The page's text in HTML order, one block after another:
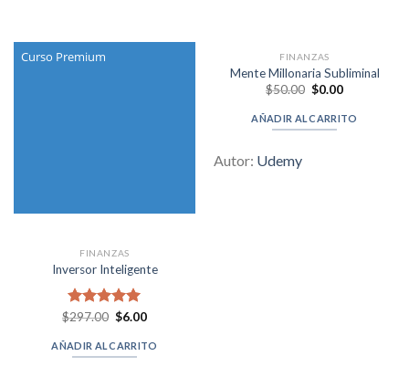
Curso Premium
FINANZAS
Inversor Inteligente
Valorado en
$297.00 Original
was:
$297.00.
$6.00Current
is:
$6.00.
AÑADIR AL CARRITO
FINANZAS
Mente Millonaria Subliminal
$50.00 Original
was:
$50.00.
$0.00Current
is:
$0.00.
AÑADIR AL CARRITO
Autor: Udemy